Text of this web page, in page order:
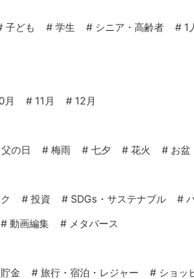
子ども # 学生 # シニア・高齢者 # 1
月 # 11月 # 12月
父の日 # 梅雨 # 七夕 # 花火 # お盆
# 投資 # SDGs・サステナブル #
# 動画編集 # メタバース
金 # 旅行・宿泊・レジャー # ショッ